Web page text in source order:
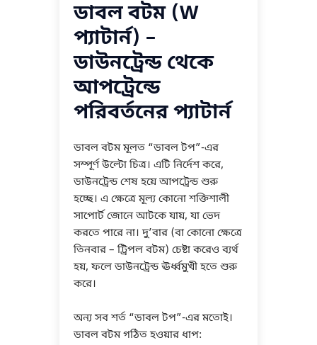
ডাবল বটম (W
প্যাটার্ন) –
ডাউনট্রেন্ড থেকে
আপট্রেন্ডে
পরিবর্তনের প্যাটার্ন
ডাবল বটম মূলত “ডাবল টপ”-এর
সম্পূর্ণ উল্টো চিত্র। এটি নির্দেশ করে,
ডাউনট্রেন্ড শেষ হয়ে আপট্রেন্ড শুরু
হচ্ছে। এ ক্ষেত্রে মূল্য কোনো শক্তিশালী
সাপোর্ট জোনে আটকে যায়, যা ভেদ
করতে পারে না। দু’বার (বা কোনো ক্ষেত্রে
তিনবার – ট্রিপল বটম) চেষ্টা করেও ব্যর্থ
হয়, ফলে ডাউনট্রেন্ড ঊর্ধ্বমুখী হতে শুরু
করে।
অন্য সব শর্ত “ডাবল টপ”-এর মতোই।
ডাবল বটম গঠিত হওয়ার ধাপ: